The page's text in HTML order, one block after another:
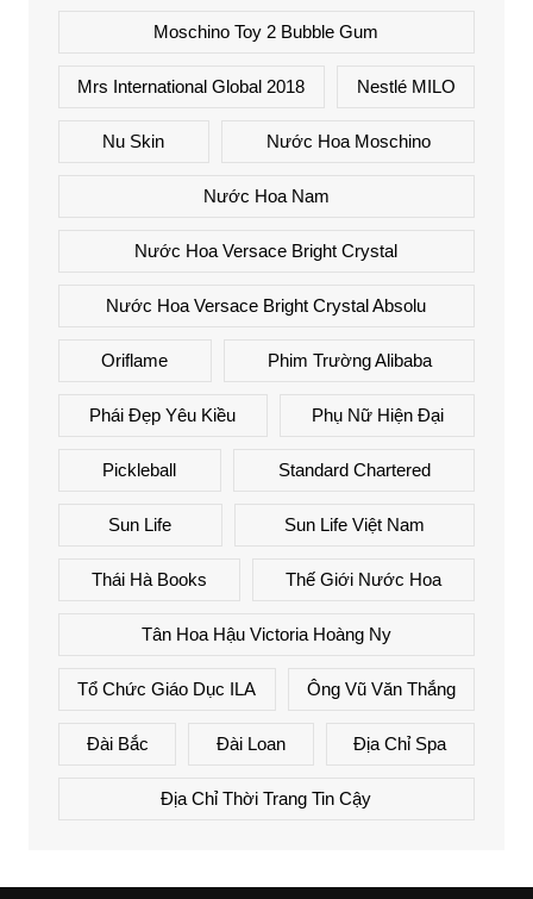
Moschino Toy 2 Bubble Gum
Mrs International Global 2018 Nestlé MILO
Nu Skin Nước Hoa Moschino
Nước Hoa Nam
Nước Hoa Versace Bright Crystal
Nước Hoa Versace Bright Crystal Absolu
Oriflame Phim Trường Alibaba
Phái Đẹp Yêu Kiều Phụ Nữ Hiện Đại
Pickleball Standard Chartered
Sun Life Sun Life Việt Nam
Thái Hà Books Thế Giới Nước Hoa
Tân Hoa Hậu Victoria Hoàng Ny
Tổ Chức Giáo Dục ILA Ông Vũ Văn Thắng
Đài Bắc Đài Loan Địa Chỉ Spa
Địa Chỉ Thời Trang Tin Cậy